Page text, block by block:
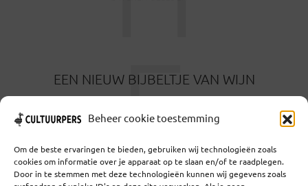
Beheer cookie toestemming
Om de beste ervaringen te bieden, gebruiken wij technologieën zoals
cookies om informatie over je apparaat op te slaan en/of te raadplegen.
Door in te stemmen met deze technologieën kunnen wij gegevens zoals
EEN NIEUW BIJBELTJE VAN WIJN
E